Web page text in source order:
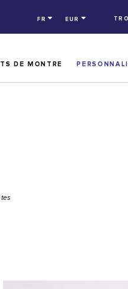
FR EUR
DE MONTRE